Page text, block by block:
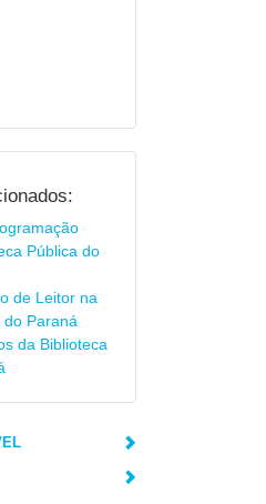
Pública do
de Leitor na
do Paraná
da Biblioteca